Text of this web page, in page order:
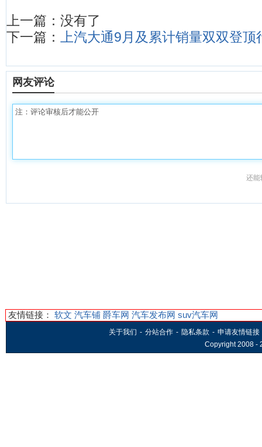
上一篇：没有了
下一篇：
上汽大通9月及累计销量双双登
网友评论
还能
友情链接： 软文 汽车铺 爵车网 汽车发布网 suv汽车网
关于我们 - 分站合作 - 隐私条款 - 申请友情链接
Copyright 2008 -